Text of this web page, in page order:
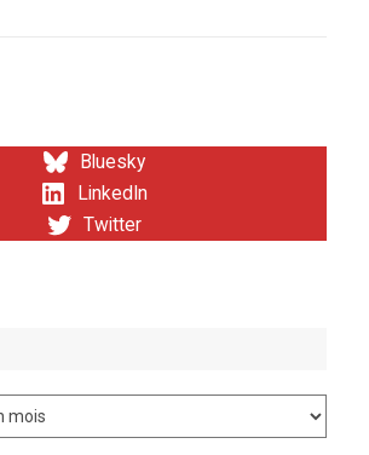
Bluesky
LinkedIn
Twitter